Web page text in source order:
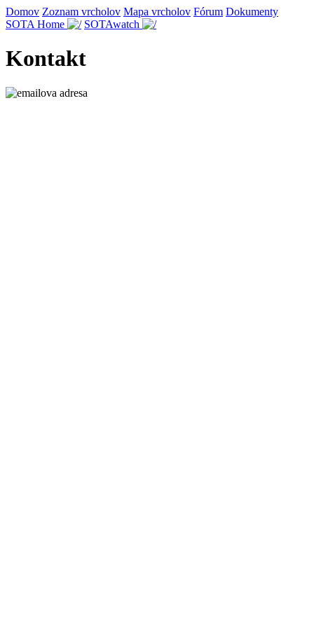
Domov Zoznam vrcholov Mapa vrcholov Fórum Dokumenty
SOTA Home
SOTAwatch
Kontakt